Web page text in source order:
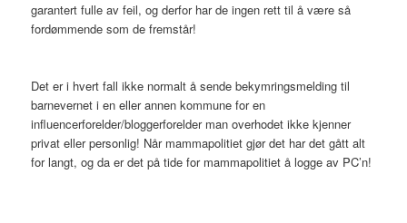
garantert fulle av feil, og derfor har de ingen rett til å være så
fordømmende som de fremstår!
Det er i hvert fall ikke normalt å sende bekymringsmelding til
barnevernet i en eller annen kommune for en
influencerforelder/bloggerforelder man overhodet ikke kjenner
privat eller personlig! Når mammapolitiet gjør det har det gått alt
for langt, og da er det på tide for mammapolitiet å logge av PC’n!